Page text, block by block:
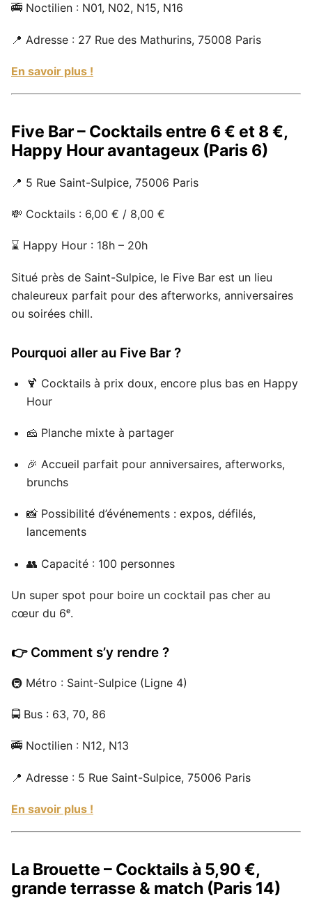
🚎 Noctilien : N01, N02, N15, N16
📍 Adresse : 27 Rue des Mathurins, 75008 Paris
En savoir plus !
Five Bar – Cocktails entre 6 € et 8 €,
Happy Hour avantageux (Paris 6)
📍 5 Rue Saint-Sulpice, 75006 Paris
💸 Cocktails : 6,00 € / 8,00 €
⌛ Happy Hour : 18h – 20h
Situé près de Saint-Sulpice, le Five Bar est un lieu
chaleureux parfait pour des afterworks, anniversaires
ou soirées chill.
Pourquoi aller au Five Bar ?
🍹 Cocktails à prix doux, encore plus bas en Happy
Hour
🧀 Planche mixte à partager
🎉 Accueil parfait pour anniversaires, afterworks,
brunchs
📸 Possibilité d’événements : expos, défilés,
lancements
👥 Capacité : 100 personnes
Un super spot pour boire un cocktail pas cher au
cœur du 6ᵉ.
👉 Comment s’y rendre ?
🚇 Métro : Saint-Sulpice (Ligne 4)
🚍 Bus : 63, 70, 86
🚎 Noctilien : N12, N13
📍 Adresse : 5 Rue Saint-Sulpice, 75006 Paris
En savoir plus !
La Brouette – Cocktails à 5,90 €,
grande terrasse & match (Paris 14)